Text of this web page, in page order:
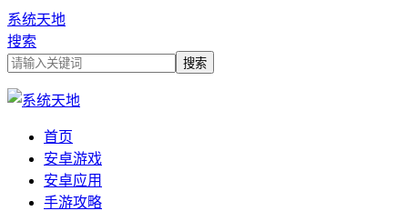
系统天地
搜索
首页
安卓游戏
安卓应用
手游攻略